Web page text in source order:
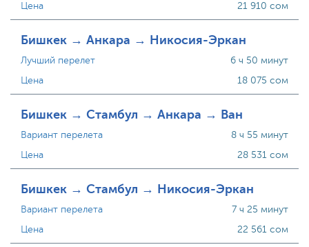
Цена
21 910 сом
Бишкек → Анкара → Никосия-Эркан
Лучший перелет
Цена
6 ч 50 минут
18 075 сом
Бишкек → Стамбул → Анкара → Ван
Вариант перелета
Цена
8 ч 55 минут
28 531 сом
Бишкек → Стамбул → Никосия-Эркан
Вариант перелета
Цена
7 ч 25 минут
22 561 сом